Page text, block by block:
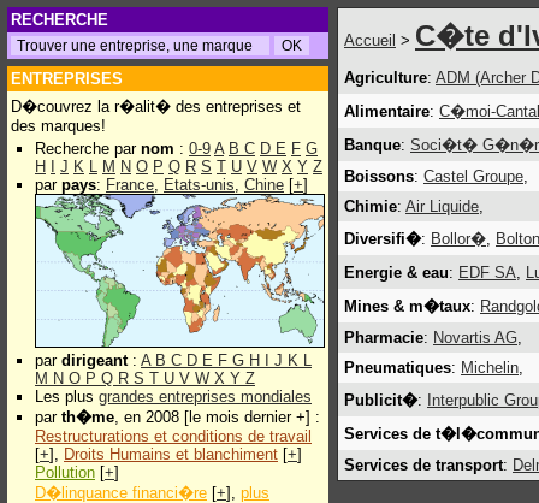
RECHERCHE
ENTREPRISES
D�couvrez la r�alit� des entreprises et
des marques!
Recherche par nom : 0-9 A B C D E F G
H
J K L M N O P Q R S T U V W X Y Z
par pays: France, Etats-unis, Chine [+]
par dirigeant: A B C D E F G H J K L
M N O P Q R S T U V W X Y Z
Les plus grandes entreprises mondiales
par th�me, en 2008 [le mois dernier +] :
Restructurations et conditions de travail
[+], Droits Humains et blanchiment [+]
Pollution [+]
D�linquance financi�re [+], plus
Accueil > C�te
Agriculture: ADM (Archer
Alimentaire: C�moi-
Banque: Soci�t�
Boissons: Castel Groupe,
Chimie: Air Liquide,
Diversifi�: Bollor�,
Energie & eau: EDF SA,
Mines & m�taux:
Pharmacie: Novartis AG,
Pneumatiques: Michelin,
Publicit�:
Interpublic
Services de
Services de transport: